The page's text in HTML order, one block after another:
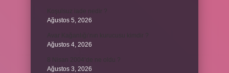
Ağustos 5, 2026
Ağustos 4, 2026
Ağustos 3, 2026